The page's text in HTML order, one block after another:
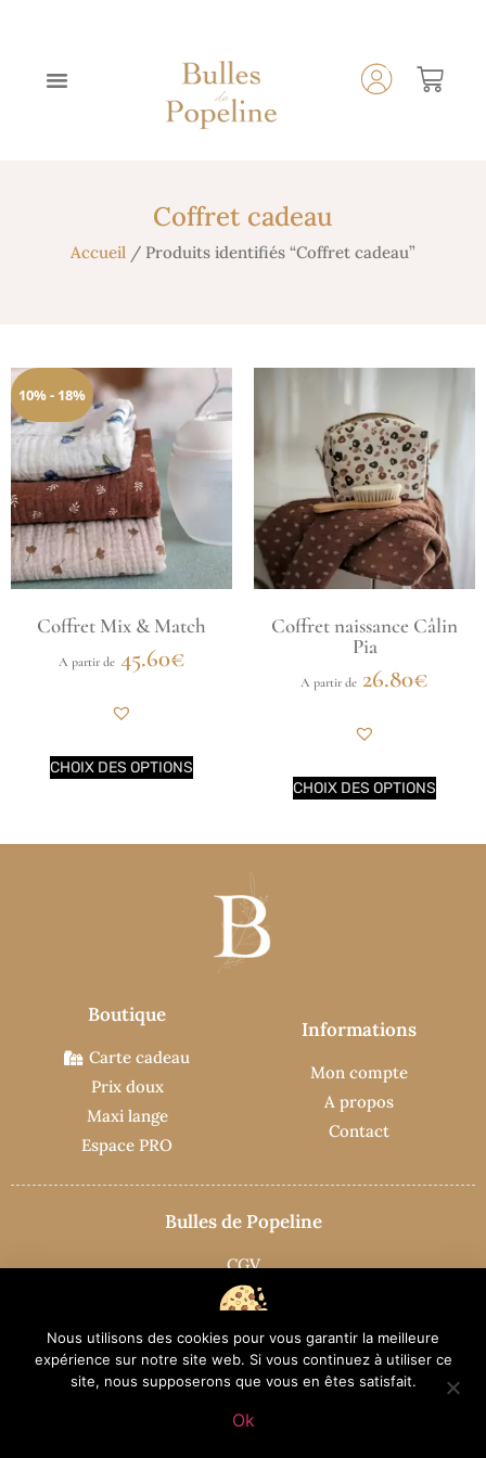
Coffret cadeau
Accueil / Produits identifiés “Coffret cadeau”
10% - 18%
Coffret Mix & Match
A partir de 45.60€
CHOIX DES OPTIONS
Coffret naissance Câlin
Pia
A partir de 26.80€
CHOIX DES OPTIONS
Boutique
Carte cadeau
Prix doux
Maxi lange
Espace PRO
Informations
Mon compte
A propos
Contact
Bulles de Popeline
CGV
Mentions légales
Création du site parWYCAN - Agence web
Nous utilisons des cookies pour vous garantir la meilleure
expérience sur notre site web. Si vous continuez à utiliser ce
site, nous supposerons que vous en êtes satisfait.
Ok
Nous utilisons des cookies pour vous garantir la meilleure expérience
sur notre site web. Si vous continuez à utiliser ce site, nous